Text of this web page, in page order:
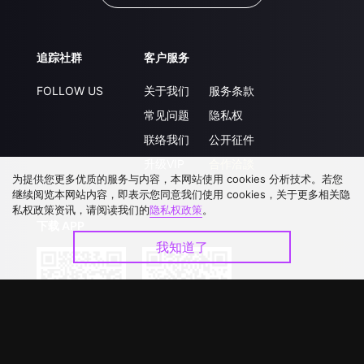
追踪社群
FOLLOW US
客户服务
关于我们
常见问题
联络我们
服务条款
隐私权
公开征件
为提供您更多优质的服务与内容，本网站使用 cookies 分析技术。若您
继续阅览本网站内容，即表示您同意我们使用 cookies，关于更多相关隐
私权政策资讯，请阅读我们的隐私权政策。
我知道了